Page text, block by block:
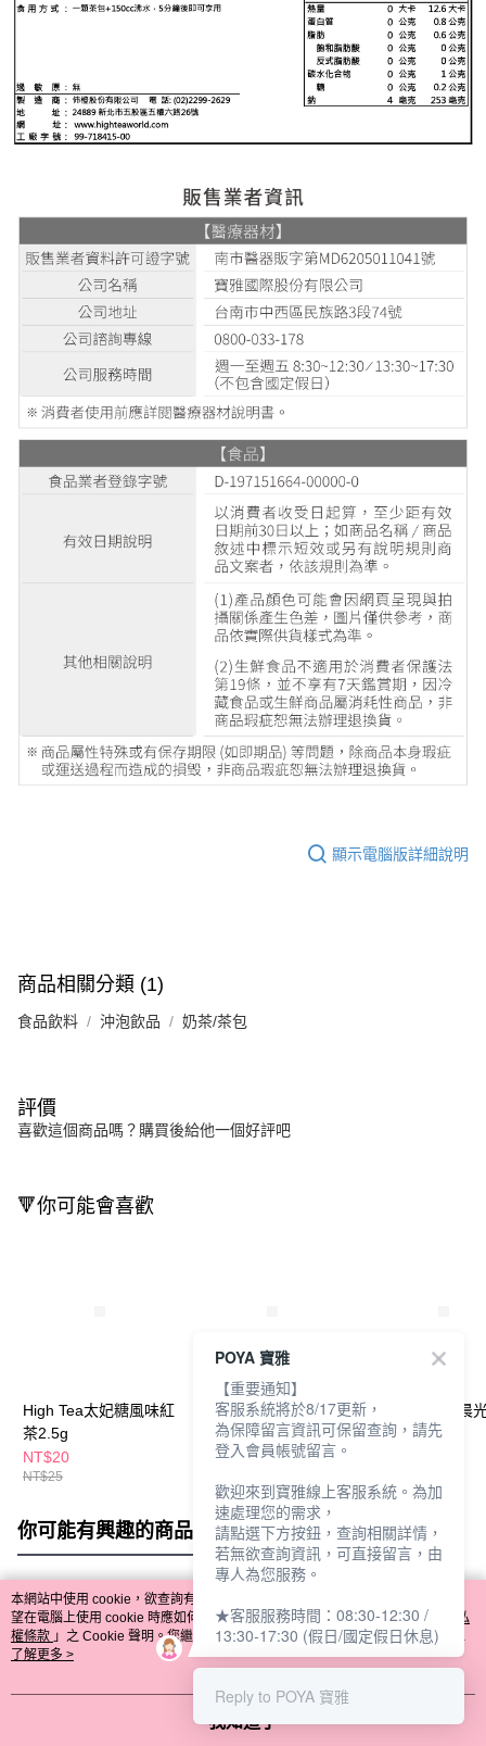
顯示電腦版詳細說明
商品相關分類 (1)
食品飲料 沖泡飲品 奶茶/茶包
評價
喜歡這個商品嗎？購買後給他一個好評吧
🔻你可能會喜歡
High Tea太妃糖風味紅
茶2.5g
NT$20
NT$25
High Tea璀璨星空紫蘇
綠國寶茶5入
NT$129
High Tea希望晨
瑪黛茶5入
你可能有興趣的商品 全站排行
熱門標籤
本網站中使用 cookie，欲查詢有關本網站使用 cookie 方式之詳情，及若您不希
望在電腦上使用 cookie 時應如何變更電腦的 cookie 設定，請參閱本網站「
隱私
權條款 」之 Cookie 聲明。您繼續使用本網站即表示您同意本公司得按本網站使
用條款之 Cookie 聲明使用 cookie。
了解更多 >
我知道了
POYA 寶雅
【重要通知】
客服系統將於8/17更新，
為保障留言資訊可保留查詢，請先
登入會員帳號留言。
歡迎來到寶雅線上客服系統。為加
速處理您的需求，
請點選下方按鈕，查詢相關詳情，
若無欲查詢資訊，可直接留言，由
專人為您服務。
★客服服務時間：08:30-12:30 /
13:30-17:30 (假日/國定假日休息)
Reply to POYA 寶雅